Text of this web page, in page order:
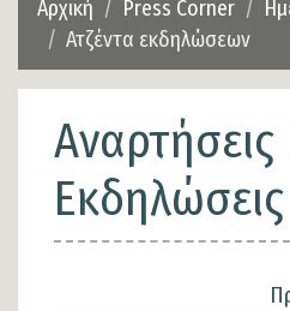
Αρχική Press Corner
Ατζέντα εκδηλώσεων
Αναρτήσεις |
Εκδηλώσεις